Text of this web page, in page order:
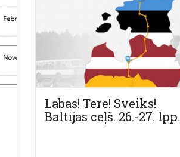
Labas! Tere! Sveiks!
Baltijas ceļš. 26.-27. lpp.